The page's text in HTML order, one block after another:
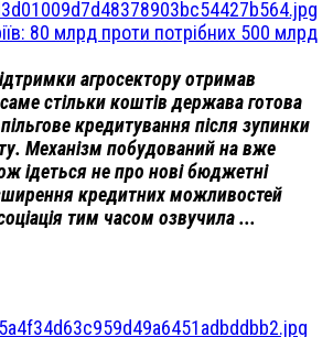
80 млрд проти потрібних 500 млрд
агросектору отримав
стільки коштів держава готова
кредитування після зупинки
Механізм побудований на вже
ідеться не про нові бюджетні
кредитних можливостей
тим часом озвучила ...